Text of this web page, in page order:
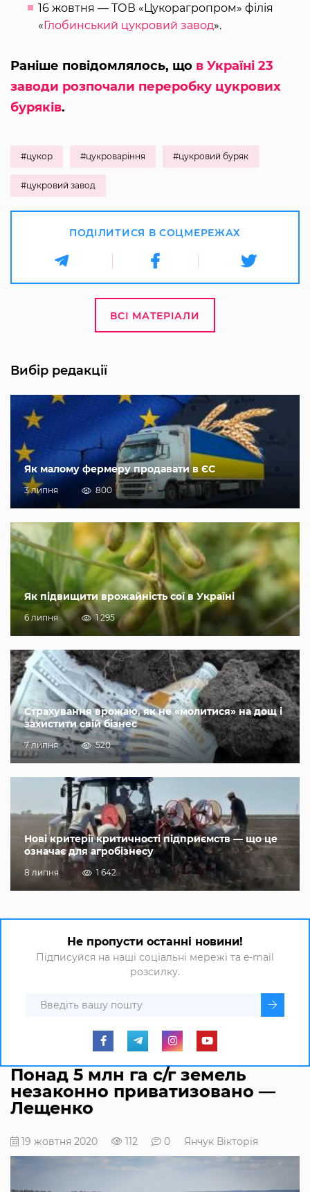
16 жовтня — ТОВ «Цукорагропром» філія
«Глобинський цукровий завод».
Раніше повідомлялось, що в Україні 23
заводи розпочали переробку цукрових
буряків.
#цукор #цукроваріння #цукровий буряк
#цукровий завод
ПОДІЛИТИСЯ В СОЦМЕРЕЖАХ
ВСІ МАТЕРІАЛИ
Вибір редакції
Як малому фермеру продавати в ЄС
3 липня 800
Як підвищити врожайність сої в Україні
6 липня 1 295
Страхування врожаю, як не «молитися» на дощ і
захистити свій бізнес
7 липня 520
Нові критерії критичності підприємств — що це
означає для агробізнесу
8 липня 1 642
Не пропусти останні новини!
Підписуйся на наші соціальні мережі та e-mail
розсилку.
Понад 5 млн га с/г земель
незаконно приватизовано —
Лещенко
19 жовтня 2020 112 0 Янчук Вікторія